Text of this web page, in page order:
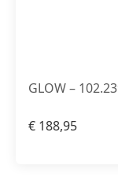
GLOW –
€ 188,95